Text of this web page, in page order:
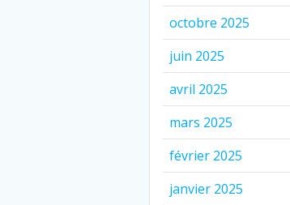
octobre 2025
juin 2025
avril 2025
mars 2025
février 2025
janvier 2025